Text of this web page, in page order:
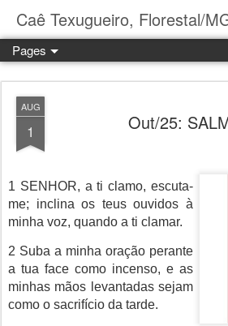
Pages
AUG
1 Out/25:
1 SENHOR, a ti clamo, escuta-
me; inclina os teus ouvidos à
minha voz, quando a ti clamar.
2 Suba a minha oração perante
a tua face como incenso, e as
minhas mãos levantadas sejam
como o sacrifício da tarde.